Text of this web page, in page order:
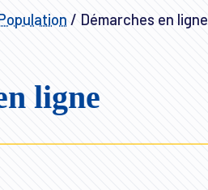
/ Démarches en ligne
ligne